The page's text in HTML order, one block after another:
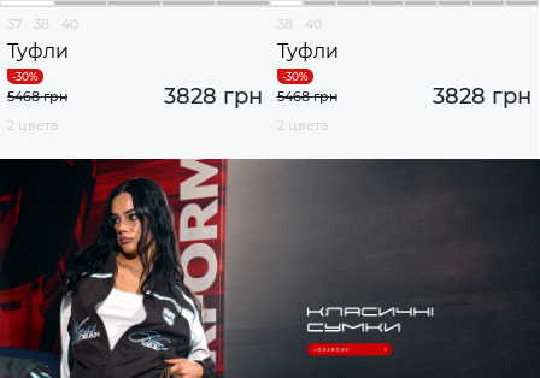
37 38 40
Туфли
3828 грн
5468 грн
2 цвета
38 40
Туфли
3828 грн
5468 грн
2 цвета